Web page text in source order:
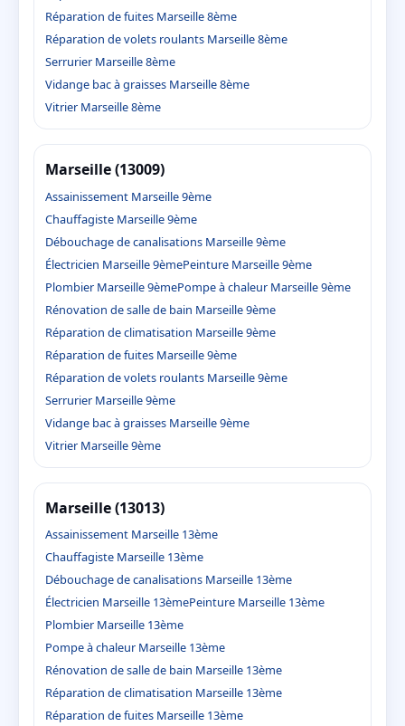
Réparation de fuites Marseille 8ème
Réparation de volets roulants Marseille 8ème
Serrurier Marseille 8ème
Vidange bac à graisses Marseille 8ème
Vitrier Marseille 8ème
Marseille (13009)
Assainissement Marseille 9ème
Chauffagiste Marseille 9ème
Débouchage de canalisations Marseille 9ème
Électricien Marseille 9èmePeinture Marseille 9ème
Plombier Marseille 9èmePompe à chaleur Marseille 9ème
Rénovation de salle de bain Marseille 9ème
Réparation de climatisation Marseille 9ème
Réparation de fuites Marseille 9ème
Réparation de volets roulants Marseille 9ème
Serrurier Marseille 9ème
Vidange bac à graisses Marseille 9ème
Vitrier Marseille 9ème
Marseille (13013)
Assainissement Marseille 13ème
Chauffagiste Marseille 13ème
Débouchage de canalisations Marseille 13ème
Électricien Marseille 13èmePeinture Marseille 13ème
Plombier Marseille 13ème
Pompe à chaleur Marseille 13ème
Rénovation de salle de bain Marseille 13ème
Réparation de climatisation Marseille 13ème
Réparation de fuites Marseille 13ème